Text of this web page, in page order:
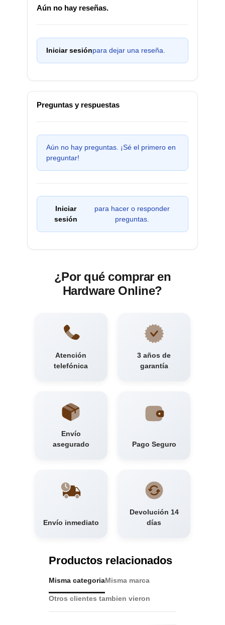
Aún no hay reseñas.
Iniciar sesiónpara dejar una reseña.
Preguntas y respuestas
Aún no hay preguntas. ¡Sé el primero en
preguntar!
Iniciar
sesión
para hacer o responder
preguntas.
¿Por qué comprar en
Hardware Online?
Atención
telefónica
3 años de
garantía
Envío
asegurado
Pago Seguro
Envío inmediato
Devolución 14
días
Productos relacionados
Misma categoriaMisma marca
Otros clientes tambien vieron